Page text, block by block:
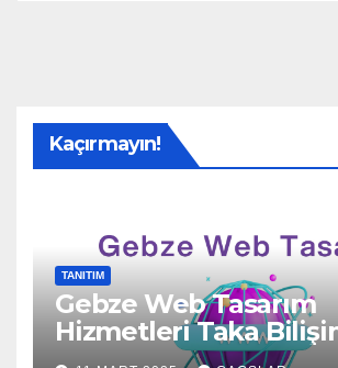
Kaçırmayın!
TANITIM
Gebze Web Tasarım
Hizmetleri Taka